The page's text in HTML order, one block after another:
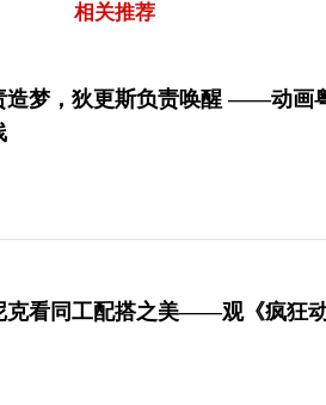
相关推荐
造梦，狄更斯负责唤醒 ——动画
克看同工配搭之美——观《疯狂